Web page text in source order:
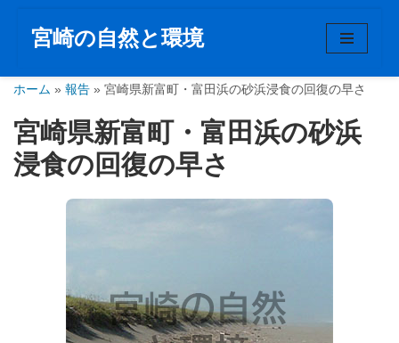
コ
テ
ツ
へ
ス
宮崎の自然と環境
ホーム » 報告 » 宮崎県新富町・富田浜の砂浜浸食の回復の早さ
宮崎県新富町・富田浜の砂浜
浸食の回復の早さ